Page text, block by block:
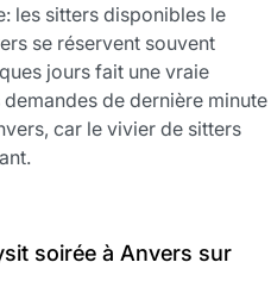
les sitters disponibles le
se réservent souvent
jours fait une vraie
de dernière minute
car le vivier de sitters
soirée à Anvers sur